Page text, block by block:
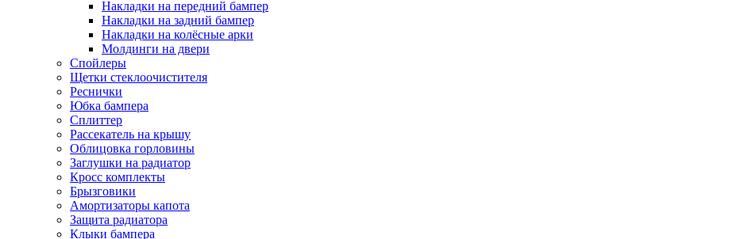
Накладки на передний бампер
Накладки на задний бампер
Накладки на колёсные арки
Молдинги на двери
Спойлеры
Щетки стеклоочистителя
Реснички
Юбка бампера
Сплиттер
Рассекатель на крышу
Облицовка горловины
Заглушки на радиатор
Кросс комплекты
Брызговики
Амортизаторы капота
Защита радиатора
Клыки бампера